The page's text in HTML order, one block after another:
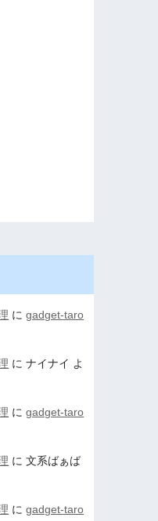
にgadget-taro
にナイナイ よ
にgadget-taro
に文系ばぁば
にgadget-taro